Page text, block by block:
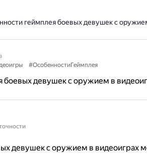
геймплея боевых девушек с
#ОсобенностиГеймплея
боевых девушек с оружием в
девушек с оружием в видеоиграх